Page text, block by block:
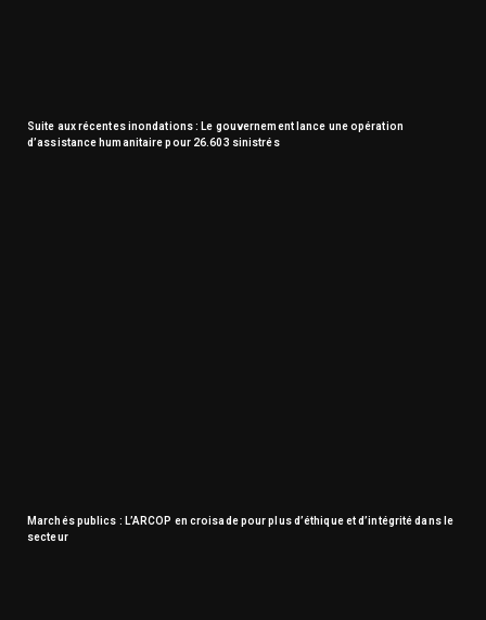
Suite aux récentes inondations : Le gouvernement lance une opération
d’assistance humanitaire pour 26.603 sinistrés
Marchés publics : L’ARCOP en croisade pour plus d’éthique et d’intégrité dans le
secteur